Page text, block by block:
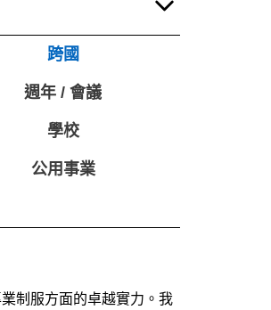
跨國
週年 / 會議
學校
公用事業
制服方面的卓越實力。我